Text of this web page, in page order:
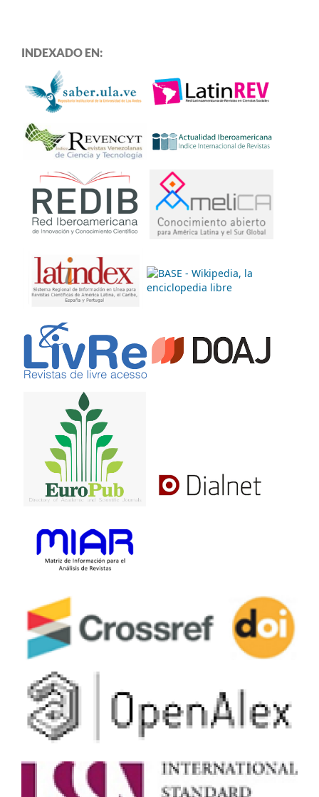
INDEXADO EN: